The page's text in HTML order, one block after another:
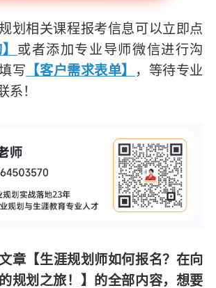
划相关课程报考信息可以立即点
或者添加专业导师微信进行沟
写 【客户需求表单】
，等待专业
！
章 【生涯规划师如何报名？在向
规划之旅！】 的全部内容，想要